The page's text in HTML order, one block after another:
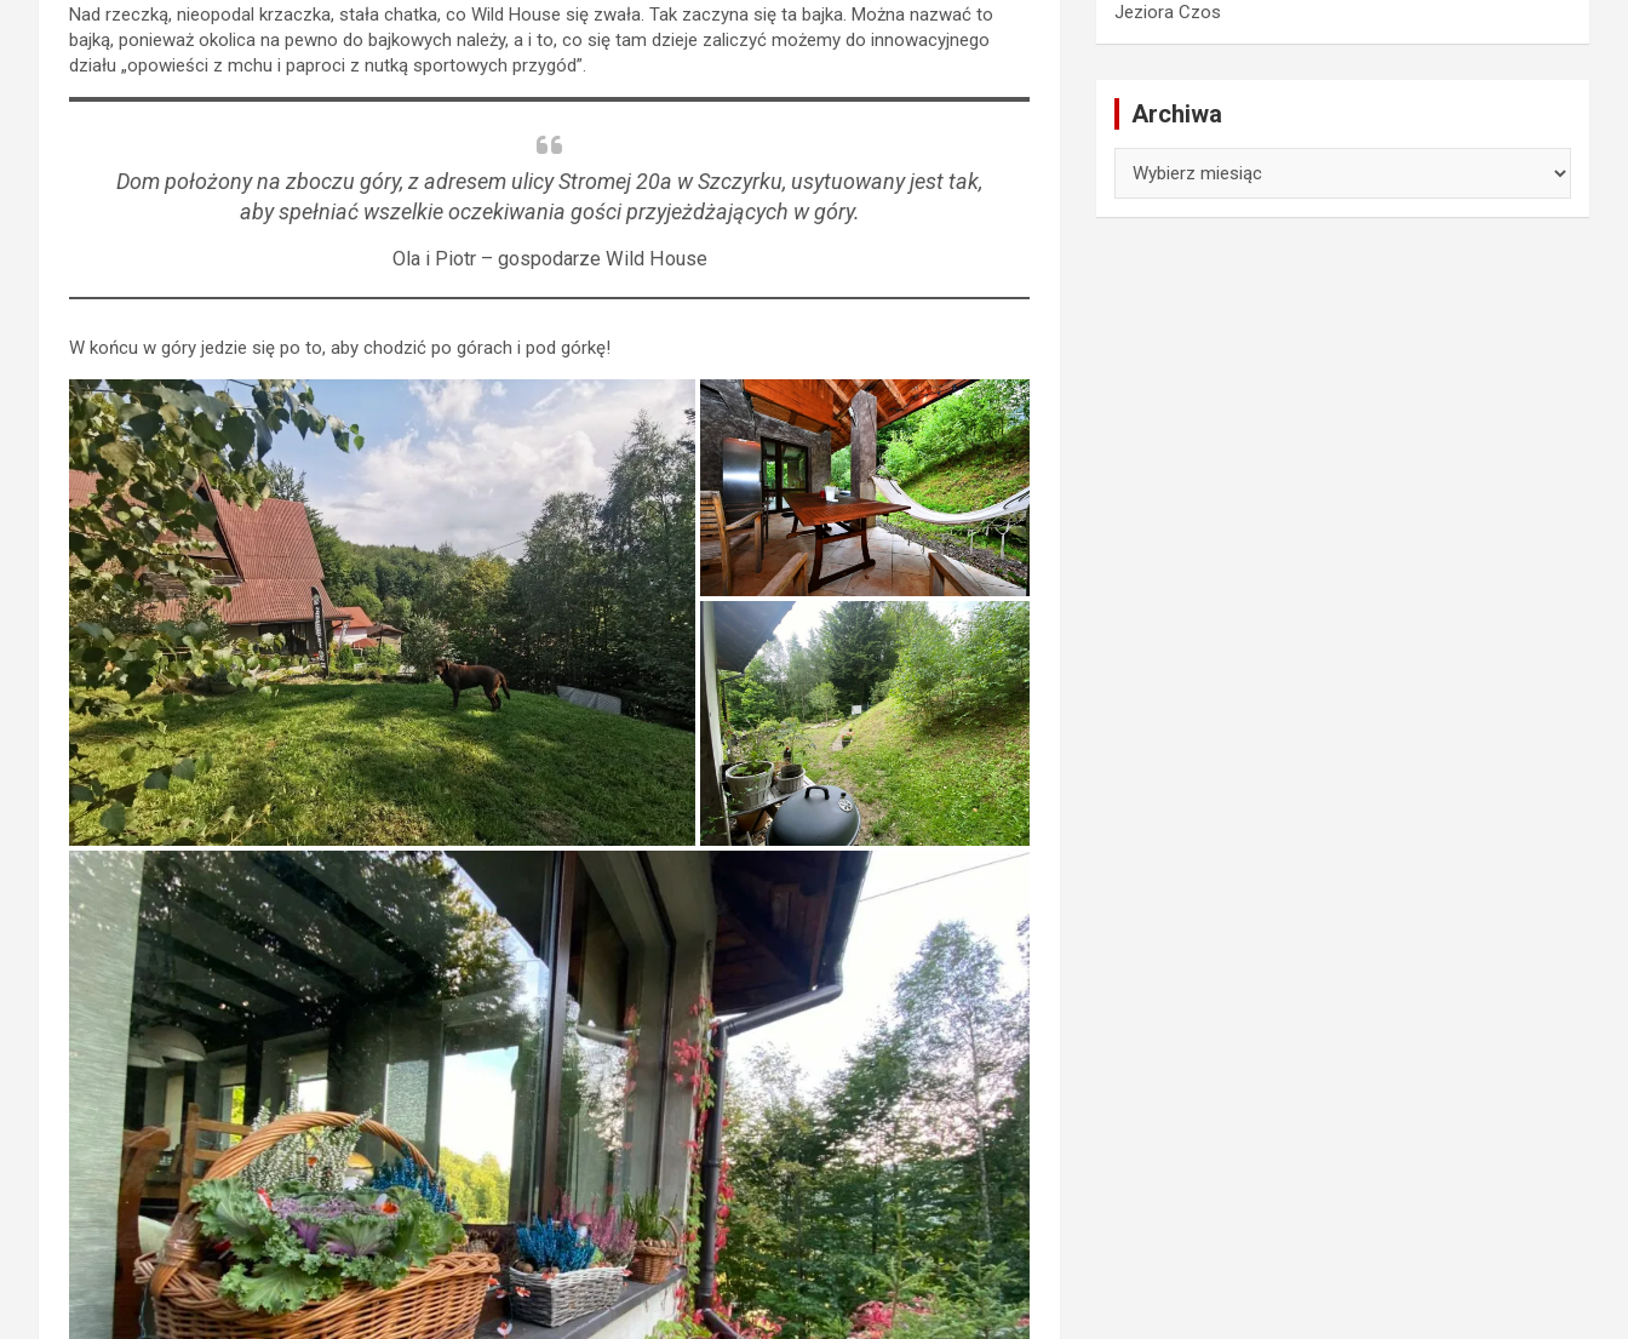
Nad rzeczką, nieopodal krzaczka, stała chatka, co Wild House się zwała. Tak zaczyna się ta bajka. Można nazwać to
bajką, ponieważ okolica na pewno do bajkowych należy, a i to, co się tam dzieje zaliczyć możemy do innowacyjnego
działu „opowieści z mchu i paproci z nutką sportowych przygód”.
Dom położony na zboczu góry, z adresem ulicy Stromej 20a w Szczyrku, usytuowany jest tak,
aby spełniać wszelkie oczekiwania gości przyjeżdżających w góry.
Ola i Piotr – gospodarze Wild House
W końcu w góry jedzie się po to, aby chodzić po górach i pod górkę!
Jeziora Czos
Archiwa